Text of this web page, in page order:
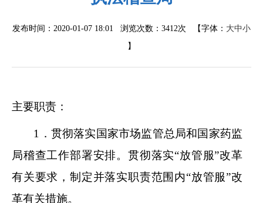
发布时间：2020-01-07 18:01 浏览次数： 3412次 【字体： 大中小
】
主要职责：
1．贯彻落实国家市场监管总局和国家药监
局稽查工作部署安排。贯彻落实“放管服”改革
有关要求，制定并落实职责范围内“放管服”改
革有关措施。